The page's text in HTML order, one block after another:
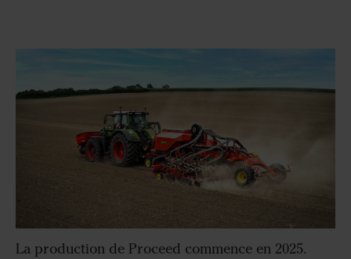
La production de Proceed commence en 2025.